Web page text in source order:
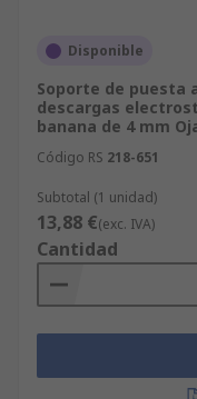
Disponible
Soporte de puesta
descargas
banana de 4 mm
Código RS 218-651
Subtotal (1 unidad)
13,88 €(exc. IVA)
Cantidad